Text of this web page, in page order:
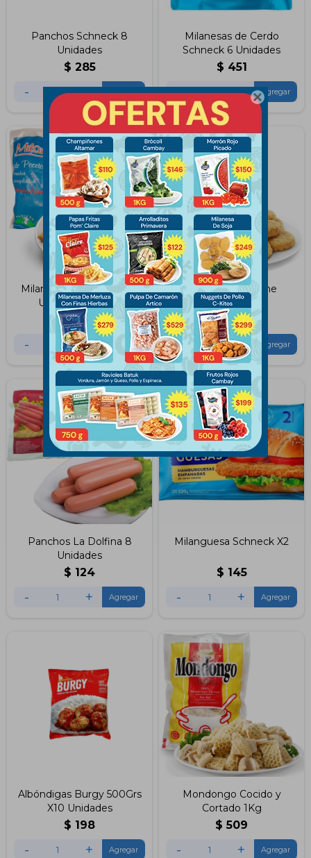

Panchos Schneck 8
Unidades
$ 285
- +
Milanesas de Cerdo
Schneck 6 Unidades
$ 451
- +
Milanesas de Peceto X8
Unidades Fadicar
$ 589
- +
Nuggets de Carne
Schneck 1kg
$ 595
- +
Panchos La Dolfina 8
Unidades
$ 124
- +
Milanguesa Schneck X2
$ 145
- +
Albóndigas Burgy 500Grs
X10 Unidades
$ 198
- +
Mondongo Cocido y
Cortado 1Kg
$ 509
- +